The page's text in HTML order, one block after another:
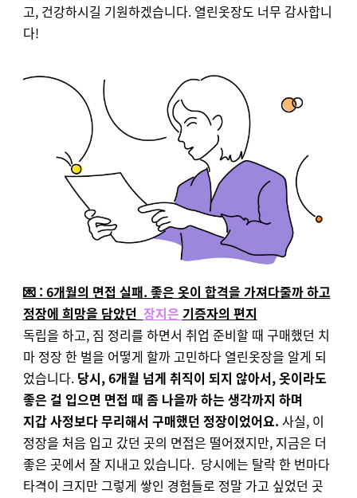
고, 건강하시길 기원하겠습니다. 열린옷장도 너무 감사합니
다!
💌 : 6개월의 면접 실패. 좋은 옷이 합격을 가져다줄까 하고
정장에 희망을 담았던 장지은 기증자의 편지
독립을 하고, 짐 정리를 하면서 취업 준비할 때 구매했던 치
마 정장 한 벌을 어떻게 할까 고민하다 열린옷장을 알게 되
었습니다. 당시, 6개월 넘게 취직이 되지 않아서,옷이라도
좋은 걸 입으면 면접 때 좀 나을까 하는 생각까지 하며
지갑 사정보다 무리해서 구매했던 정장이었어요. 사실, 이
정장을 처음 입고 갔던 곳의 면접은 떨어졌지만, 지금은 더
좋은 곳에서 잘 지내고 있습니다. 당시에는 탈락 한 번마다
타격이 크지만그렇게 쌓인 경험들로 정말 가고 싶었던 곳